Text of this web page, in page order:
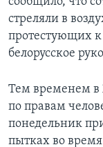
стреляли в
протестующих
белорусское
Тем временем
по правам
понедельник
пытках во